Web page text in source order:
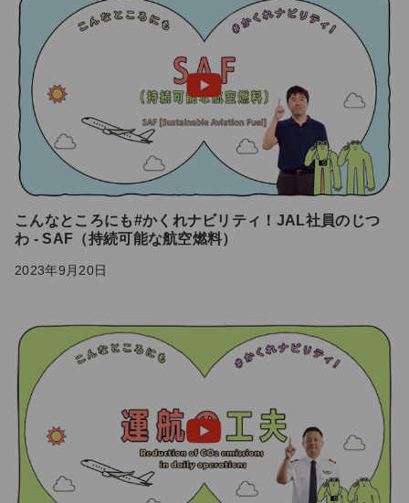
こんなところにも#かくれナビリティ！JAL社員のじつ
わ - SAF（持続可能な航空燃料）
2023年9月20日